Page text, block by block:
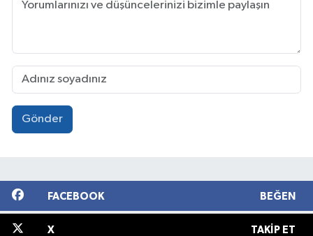
Gönder
FACEBOOK BEĞEN
X TAKIP ET